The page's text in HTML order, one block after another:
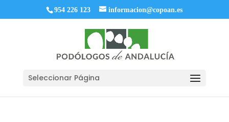
954 226 123 informacion@copoan.es
Seleccionar Página